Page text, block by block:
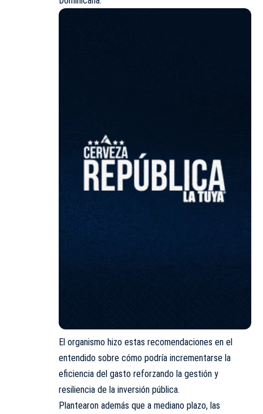
El organismo hizo estas recomendaciones en el
entendido sobre cómo podría incrementarse la
eficiencia del gasto reforzando la gestión y
resiliencia de la inversión pública.
Plantearon además que a mediano plazo, las